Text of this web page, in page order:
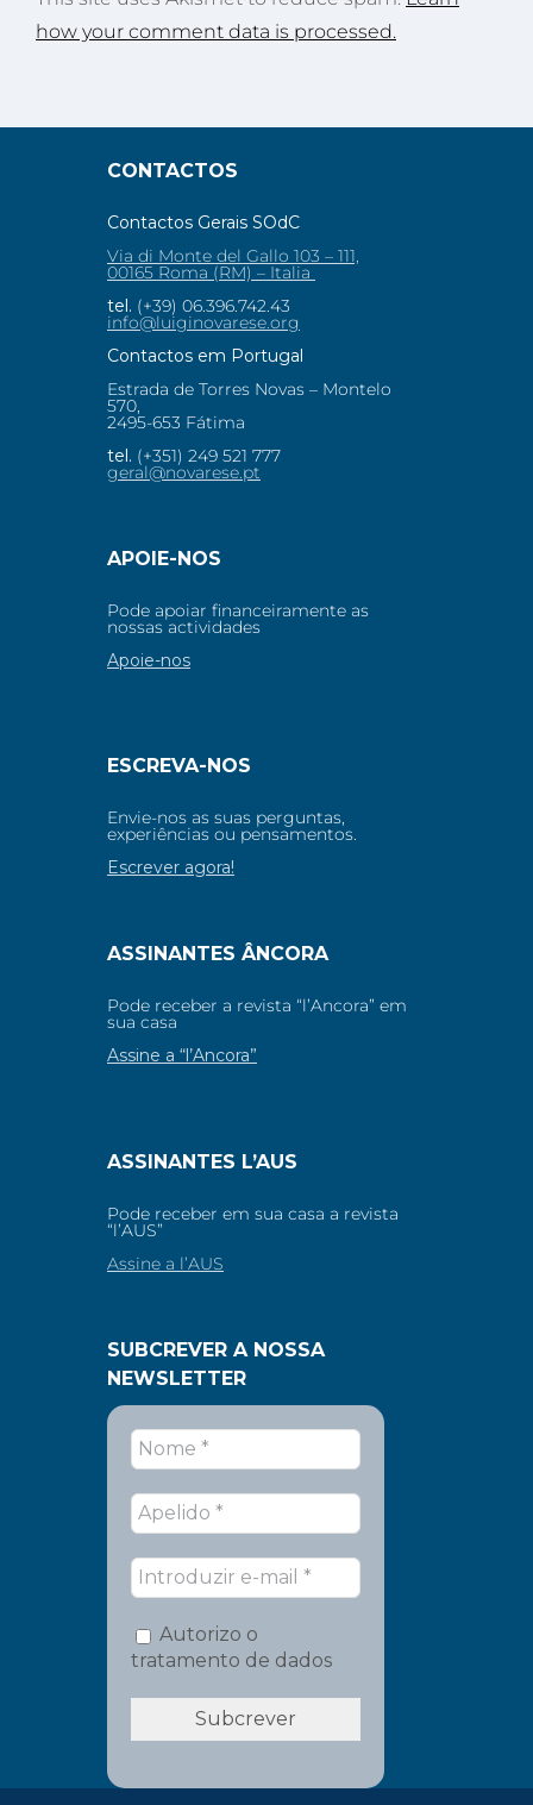
how your comment data is processed.
CONTACTOS
Contactos Gerais SOdC
Via di Monte del Gallo 103 – 111,
00165 Roma (RM) – Italia
tel. (+39) 06.396.742.43
info@luiginovarese.org
Contactos em Portugal
Estrada de Torres Novas – Montelo
570,
2495-653 Fátima
tel. (+351) 249 521 777
geral@novarese.pt
APOIE-NOS
Pode apoiar financeiramente as
nossas actividades
Apoie-nos
ESCREVA-NOS
Envie-nos as suas perguntas,
experiências ou pensamentos.
Escrever agora!
ASSINANTES ÂNCORA
Pode receber a revista “l’Ancora” em
sua casa
Assine a “l’Ancora”
ASSINANTES L’AUS
Pode receber em sua casa a revista
“l’AUS”
Assine a l’AUS
SUBCREVER A NOSSA
NEWSLETTER
Autorizo o
tratamento de dados